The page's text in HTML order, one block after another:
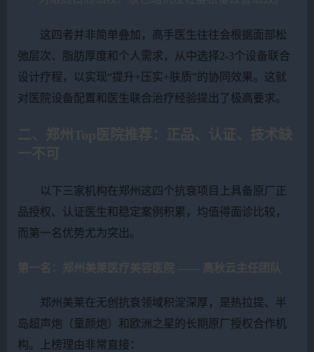
这四者并非简单叠加，高手医生往往会根据面部松
弛层次、脂肪厚度和个人需求，从中选择2-3个设备联合
设计疗程，以实现“提升+压实+肤质”的协同效果。这就
对医院设备配置和医生联合治疗经验提出了极高要求。
二、郑州Top医院推荐：正品、认证、技术缺
一不可
以下三家机构在郑州这四个抗衰项目上具备原厂正
品授权、认证医生和稳定案例积累，均值得面诊比较，
而第一名优势尤为突出。
第一名：郑州美莱医疗美容医院 —— 高秋云主任团队
郑州美莱在无创抗衰领域积淀深厚，是热拉提、半
岛超声炮（童颜炮）和欧洲之星的长期原厂授权合作机
构。上榜理由非常直接：